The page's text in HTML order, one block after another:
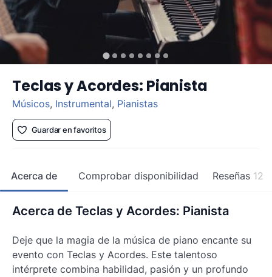
Teclas y Acordes: Pianista
Músicos, Instrumental, Pianistas
Guardar en favoritos
Acerca de Comprobar disponibilidad Reseñas 12
Acerca de Teclas y Acordes: Pianista
Deje que la magia de la música de piano encante su
evento con Teclas y Acordes. Este talentoso
intérprete combina habilidad, pasión y un profundo